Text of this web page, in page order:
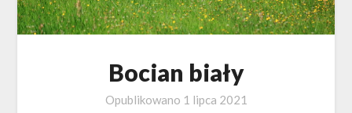
Bocian biały
Opublikowano 1 lipca 2021